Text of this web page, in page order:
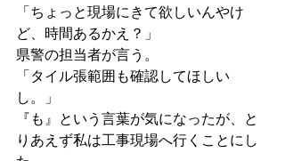
「ちょっと現場にきて欲しいんやけ
ど、時間あるかえ？」
県警の担当者が言う。
「タイル張範囲も確認してほしい
し。」
『も』という言葉が気になったが、と
りあえず私は工事現場へ行くことにし